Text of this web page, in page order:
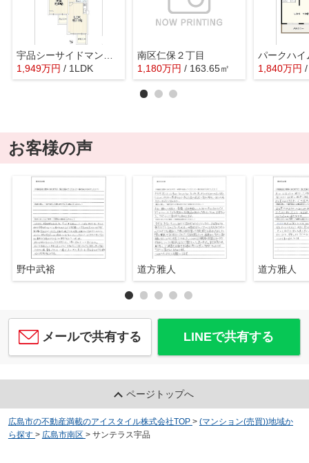
1,949万円 / 1LDK
南区仁保２丁目
1,180万円 / 163.65㎡
パークハイ
1,840万円
お客様の声
野中武裕 道方雅人 道方雅人
メールで共有する LINEで共有する
ページトップへ
広島市の不動産満載のアイスタイル株式会社TOP > (マンション(売買))地域か
ら探す > 広島市南区 > サンテラス宇品